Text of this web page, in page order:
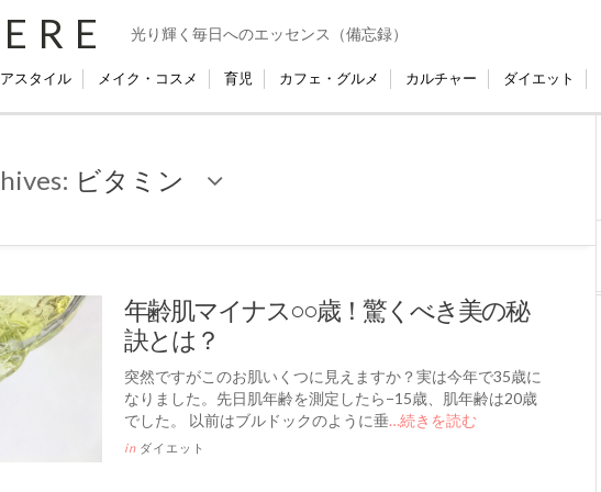
光り輝く毎日へのエッセンス（備忘録）
スタイル メイク・コスメ 育児 カフェ・グルメ カルチャー ダイエット
ビタミン
年齢肌マイナス○○歳！驚くべき美の秘
訣とは？
突然ですがこのお肌いくつに見えますか？実は今年で35歳に
なりました。先日肌年齢を測定したら−15歳、肌年齢は20歳
でした。 以前はブルドックのように垂…続きを読む
in ダイエット